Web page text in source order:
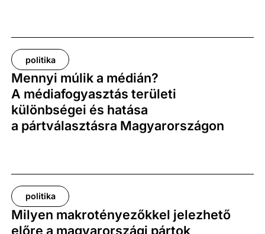
politika
Mennyi múlik a médián?
A médiafogyasztás területi
különbségei és hatása
a pártválasztásra Magyarországon
politika
Milyen makrotényezőkkel jelezhető
előre a magyarországi pártok